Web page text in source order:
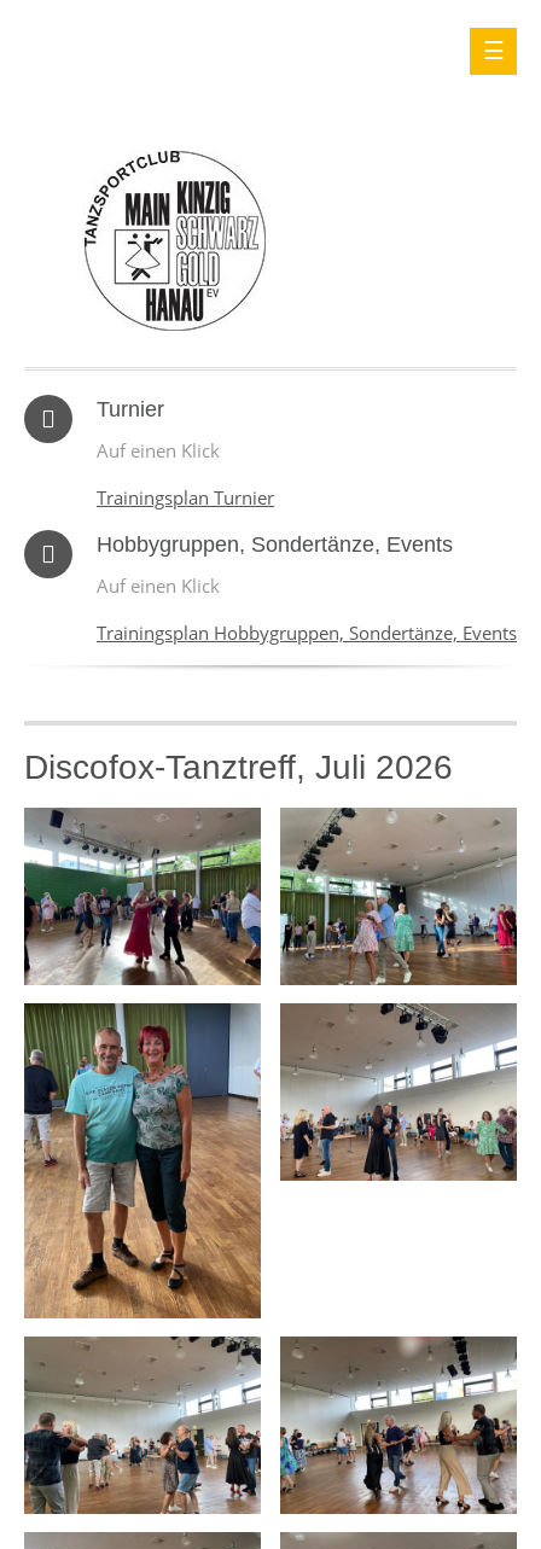
Turnier
Auf einen Klick
Trainingsplan Turnier
Hobbygruppen, Sondertänze, Events
Auf einen Klick
Trainingsplan Hobbygruppen, Sondertänze, Events
Discofox-Tanztreff, Juli 2026